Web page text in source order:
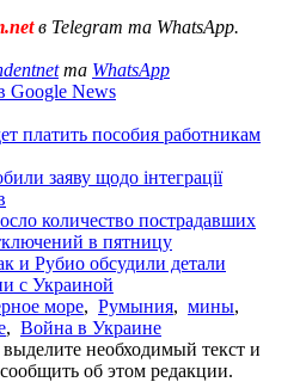
в Telegram та WhatsApp.
та WhatsApp
Google News
платить пособия работникам
заяву щодо інтеграції
количество пострадавших
в пятницу
и Рубио обсудили детали
с Украиной
море, Румыния, мины,
, Война в Украине
необходимый текст и
об этом редакции.